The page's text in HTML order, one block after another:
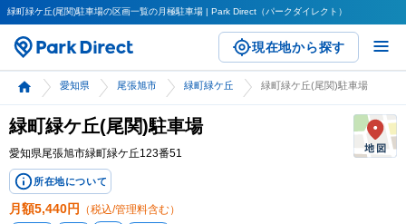
緑町緑ケ丘(尾関)駐車場の区画一覧の月極駐車場 | Park Direct（パークダイレクト）
現在地から探す
愛知県 尾張旭市 緑町緑ケ丘 緑町緑ケ丘(尾関)駐車場
緑町緑ケ丘(尾関)駐車場
愛知県尾張旭市緑町緑ケ丘123番51
所在地について
月額5,440円 （税込/管理料含む）